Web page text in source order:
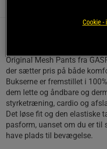
Original Mesh Pants fra
der sætter pris på både
Bukserne er fremstillet i
dem lette og åndbare og
styrketræning, cardio og
Det løse fit og den elastiske
pasform, uanset om du er til
have plads til bevægelse.
Cookie -